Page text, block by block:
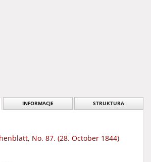
INFORMACJE STRUKTURA
No. 87. (28. October 1844)